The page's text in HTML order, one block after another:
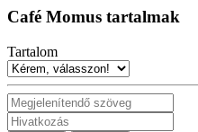
Café Momus tartalmak
Tartalom